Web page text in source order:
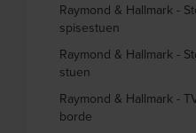
Raymond & Hallmark -
spisestuen
Raymond & Hallmark -
stuen
Raymond & Hallmark -
borde